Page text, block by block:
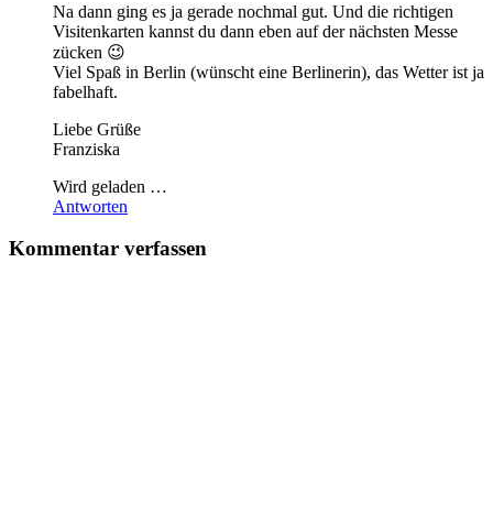
Na dann ging es ja gerade nochmal gut. Und die richtigen
Visitenkarten kannst du dann eben auf der nächsten Messe
zücken 😉
Viel Spaß in Berlin (wünscht eine Berlinerin), das Wetter ist ja
fabelhaft.
Liebe Grüße
Franziska
Wird geladen …
Antworten
Kommentar verfassen